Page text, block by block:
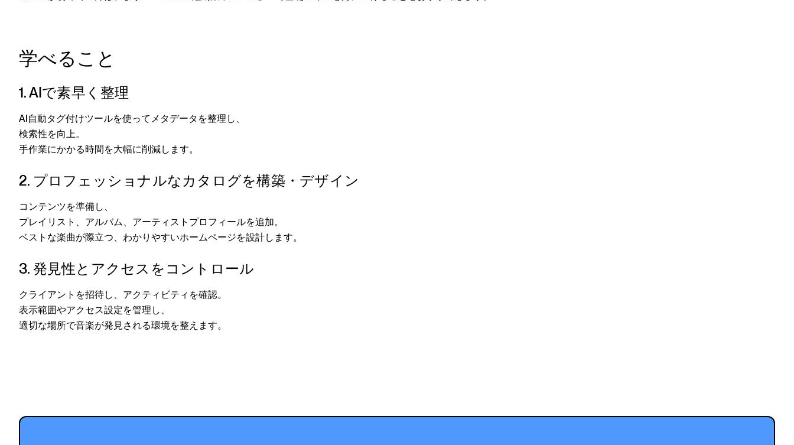
学べること
1. AIで素早く整理
AI自動タグ付けツールを使ってメタデータを整理し、
検索性を向上。
手作業にかかる時間を大幅に削減します。
2. プロフェッショナルなカタログを構築・デザイン
コンテンツを準備し、
プレイリスト、アルバム、アーティストプロフィールを追加。
ベストな楽曲が際立つ、 わかりやすいホームページを設計します。
3. 発見性とアクセスをコントロール
クライアントを招待し、アクティビティを確認。
表示範囲やアクセス設定を管理し、
適切な場所で音楽が発見される環境を整えます。